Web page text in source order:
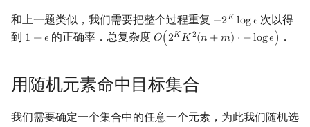
和上一题类似，我们需要把整个过程重复 −2𝐾 log𝜖
−2Klogϵ
次以得
到 1 −𝜖
1 −ϵ 的正确率．总复杂度𝑂(2𝐾𝐾 2(𝑛 +𝑚) ⋅ −log𝜖)
O(2KK2( n+m)⋅ −log ϵ) ．
用随机元素命中目标集合
我们需要确定一个集合中的任意一个元素，为此我们随机选